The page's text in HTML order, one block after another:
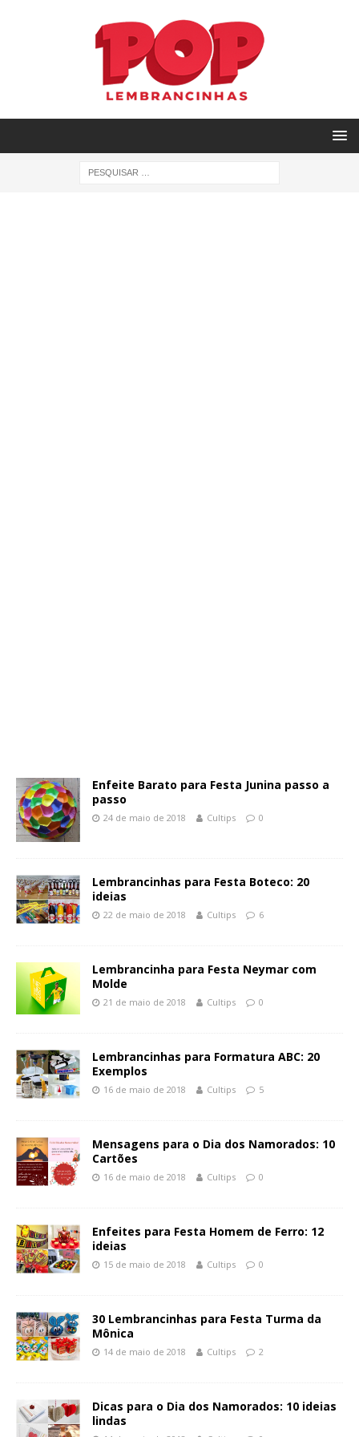
Enfeite Barato para Festa Junina passo a
passo
24 de maio de 2018 Cultips 0
Lembrancinhas para Festa Boteco: 20
ideias
22 de maio de 2018 Cultips 6
Lembrancinha para Festa Neymar com
Molde
21 de maio de 2018 Cultips 0
Lembrancinhas para Formatura ABC: 20
Exemplos
16 de maio de 2018 Cultips 5
Mensagens para o Dia dos Namorados: 10
Cartões
16 de maio de 2018 Cultips 0
Enfeites para Festa Homem de Ferro: 12
ideias
15 de maio de 2018 Cultips 0
30 Lembrancinhas para Festa Turma da
Mônica
14 de maio de 2018 Cultips 2
Dicas para o Dia dos Namorados: 10 ideias
lindas